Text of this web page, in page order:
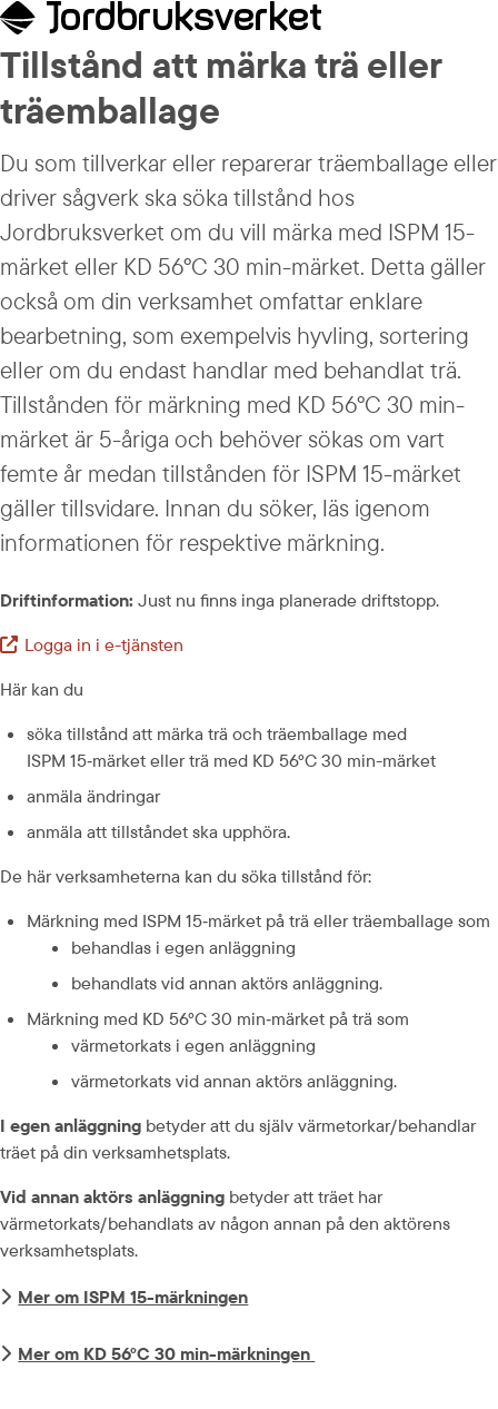
Tillstånd att märka trä eller
träemballage
Du som tillverkar eller reparerar träemballage eller
driver sågverk ska söka tillstånd hos
Jordbruksverket om du vill märka med ISPM 15-
märket eller KD 56°C 30 min-märket. Detta gäller
också om din verksamhet omfattar enklare
bearbetning, som exempelvis hyvling, sortering
eller om du endast handlar med behandlat trä.
Tillstånden för märkning med KD 56°C 30 min-
märket är 5-åriga och behöver sökas om vart
femte år medan tillstånden för ISPM 15-märket
gäller tillsvidare. Innan du söker, läs igenom
informationen för respektive märkning.
Driftinformation: Just nu finns inga planerade driftstopp.
Extern länk.
Logga in i e-tjänsten
Här kan du
söka tillstånd att märka trä och träemballage med
ISPM 15‑märket eller trä med KD 56°C 30 min-märket
anmäla ändringar
anmäla att tillståndet ska upphöra.
De här verksamheterna kan du söka tillstånd för:
Märkning med ISPM 15‑märket på trä eller träemballage som
behandlas i egen anläggning
behandlats vid annan aktörs anläggning.
Märkning med KD 56°C 30 min‑märket på trä som
värmetorkats i egen anläggning
värmetorkats vid annan aktörs anläggning.
I egen anläggning betyder att du själv värmetorkar/behandlar
träet på din verksamhetsplats.
Vid annan aktörs anläggning betyder att träet har
värmetorkats/behandlats av någon annan på den aktörens
verksamhetsplats.
Mer om ISPM 15-märkningen
Mer om KD 56°C 30 min-märkningen